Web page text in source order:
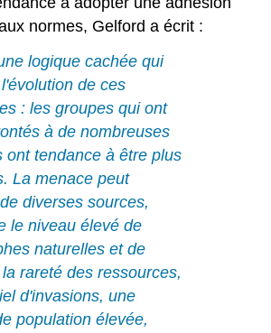
normes, Gelford a écrit :
logique cachée qui
de ces
: les groupes qui ont
à de nombreuses
ont tendance à être plus
La menace peut
diverses sources,
le niveau élevé de
naturelles et de
rareté des ressources,
d'invasions, une
population élevée,